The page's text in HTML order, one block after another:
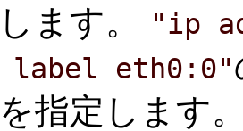
ます。
"ip
label eth0:0"
指定します